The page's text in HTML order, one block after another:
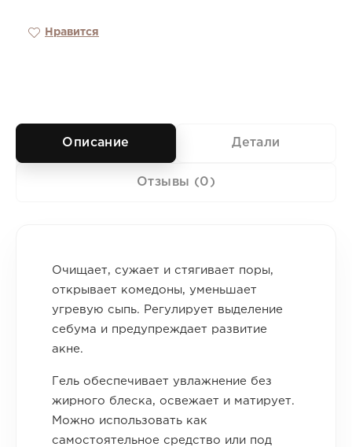
Нравится
Описание Детали
Отзывы (0)
Очищает, сужает и стягивает поры,
открывает комедоны, уменьшает
угревую сыпь. Регулирует выделение
себума и предупреждает развитие
акне.
Гель обеспечивает увлажнение без
жирного блеска, освежает и матирует.
Можно использовать как
самостоятельное средство или под